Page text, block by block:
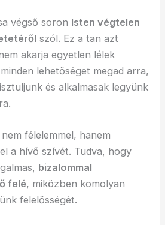
végső soron Isten végtelen
szól. Ez a tan azt
akarja egyetlen lélek
lehetőséget megad arra,
és alkalmasak legyünk
félelemmel, hanem
a hívő szívét. Tudva, hogy
bizalommal
felé, miközben komolyan
felelősségét.